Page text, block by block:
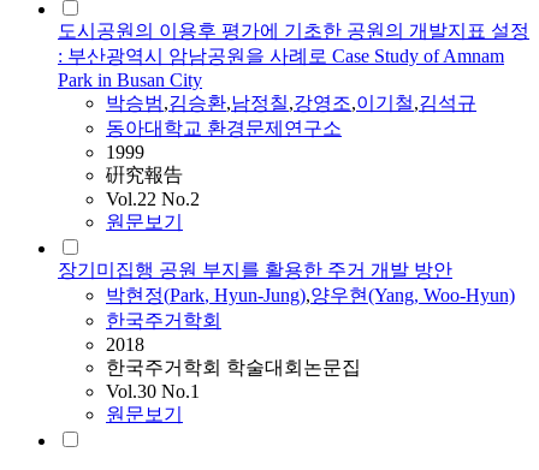
도시공원의 이용후 평가에 기초한 공원의 개발지표 설정
: 부산광역시 암남공원을 사례로 Case Study of Amnam
Park in Busan City
박승범,김승환,남정칠,강영조,이기철,김석규
동아대학교 환경문제연구소
1999
硏究報告
Vol.22 No.2
원문보기
장기미집행 공원 부지를 활용한 주거 개발 방안
박현정(Park, Hyun-Jung),양우현(Yang, Woo-Hyun)
한국주거학회
2018
한국주거학회 학술대회논문집
Vol.30 No.1
원문보기